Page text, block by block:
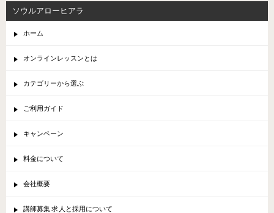
ソウルアローヒアラ
ホーム
オンラインレッスンとは
カテゴリーから選ぶ
ご利用ガイド
キャンペーン
料金について
会社概要
講師募集 求人と採用について